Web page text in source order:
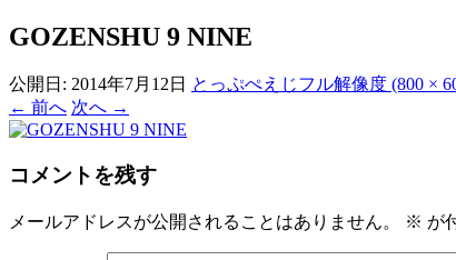
GOZENSHU 9 NINE
公開日: 2014年7月12日 とっぷぺえじフル解像度 (800 ×
← 前へ 次へ →
コメントを残す
メールアドレスが公開されることはありません。 ※ が